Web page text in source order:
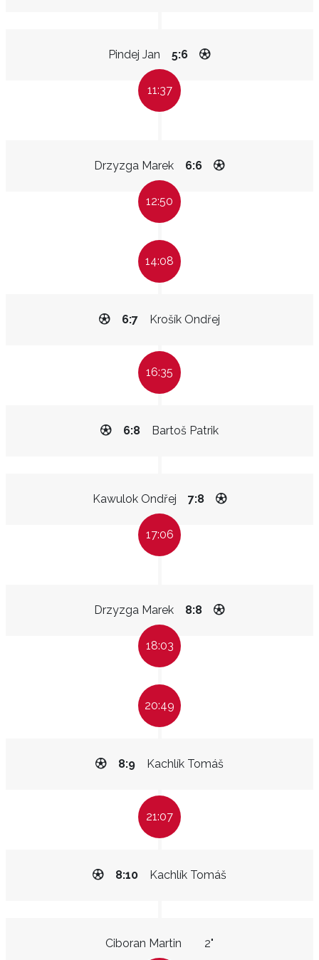
Pindej Jan 5:6
11:37
Drzyzga Marek 6:6
12:50
14:08
Krošík Ondřej
6:7
16:35
Bartoš Patrik
6:8
Kawulok Ondřej 7:8
17:06
Drzyzga Marek 8:8
18:03
20:49
Kachlík Tomáš
8:9
21:07
Kachlík Tomáš
8:10
Ciboran Martin 2"